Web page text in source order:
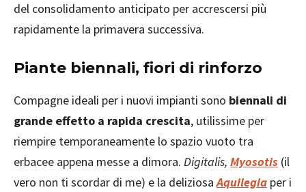
del consolidamento anticipato per accrescersi più
rapidamente la primavera successiva.
Piante biennali, fiori di rinforzo
Compagne ideali per i nuovi impianti sono biennali di
grande effetto a rapida crescita, utilissime per
riempire temporaneamente lo spazio vuoto tra
erbacee appena messe a dimora. Digitalis, Myosotis (il
vero non ti scordar di me) e la deliziosaAquilegia per i